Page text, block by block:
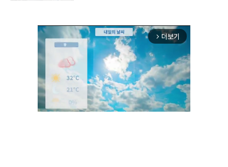
arrow_forward_ios 더보기